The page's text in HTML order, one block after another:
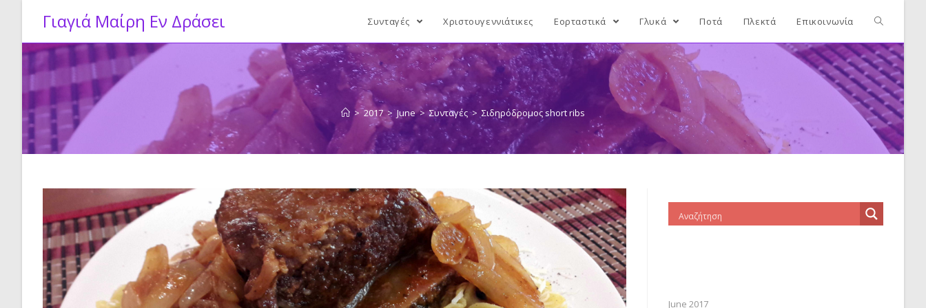
content
Γιαγιά Μαίρη Εν Δράσει Συνταγές Χριστουγεννιάτικες Εορταστικά Γλυκά Ποτά Πλεκτά Επικοινωνία
> 2017 > June > Συνταγές > Σιδηρόδρομος short ribs
June 2017